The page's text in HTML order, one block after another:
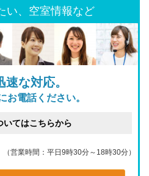
い、空室情報など
な対応。
お電話ください。
いてはこちらから
（営業時間：平日9時30分～18時30分）